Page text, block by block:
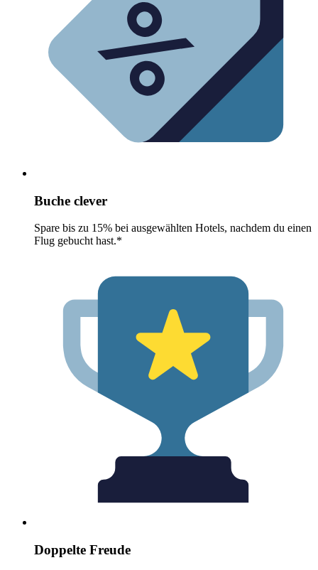
Buche clever
Spare bis zu 15% bei ausgewählten Hotels, nachdem du einen
Flug gebucht hast.*
Doppelte Freude